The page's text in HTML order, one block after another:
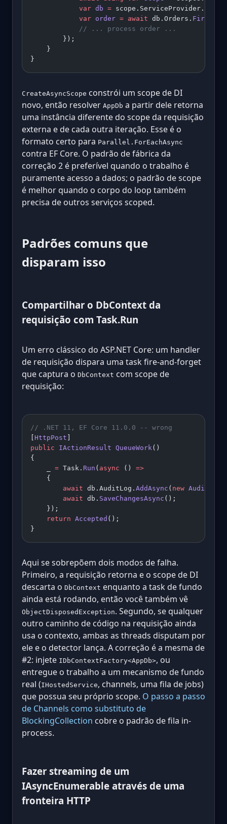
            var
db = scope.ServiceProvider.
            var
order = await db.Orders.
            // ... process order ...
        });
    }
}
CreateAsyncScope constrói um scope de DI
novo, então resolver AppDb a partir dele retorna
uma instância diferente do scope da requisição
externa e de cada outra iteração. Esse é o
formato certo para Parallel.ForEachAsync
contra EF Core. O padrão de fábrica da
correção 2 é preferível quando o trabalho é
puramente acesso a dados; o padrão de scope
é melhor quando o corpo do loop também
precisa de outros serviços scoped.
Padrões comuns que
disparam isso
Compartilhar o DbContext da
requisição com Task.Run
Um erro clássico do ASP.NET Core: um handler
de requisição dispara uma task fire-and-forget
que captura o DbContext com scope de
requisição:
// .NET 11, EF Core 11.0.0 -- wrong
HttpPost
public IActionResult QueueWork()
{
= Task. Run ( async () =>
    {
        await
db.AuditLog. AddAsync ( new
        await
db. SaveChangesAsync ();
    });
    return
Accepted ();
}
Aqui se sobrepõem dois modos de falha.
Primeiro, a requisição retorna e o scope de DI
descarta o DbContext enquanto a task de fundo
ainda está rodando, então você também vê
ObjectDisposedException. Segundo, se qualquer
outro caminho de código na requisição ainda
usa o contexto, ambas as threads disputam por
ele e o detector lança. A correção é a mesma de
#2: injete IDbContextFactory<AppDb>, ou
entregue o trabalho a um mecanismo de fundo
real (IHostedService, channels, uma fila de jobs)
que possua seu próprio scope. O passo a passo
de Channels como substituto de
BlockingCollection cobre o padrão de fila in-
process.
Fazer streaming de um
IAsyncEnumerable através de uma
fronteira HTTP